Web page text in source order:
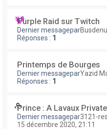
Purple Raid sur Twitch
Dernier messagepar
Réponses : 1
Printemps de Bourges
Dernier messageparYazid
Réponses : 1
Prince : A Lavaux
Dernier messagepar3121-
15 décembre 2020, 21:11